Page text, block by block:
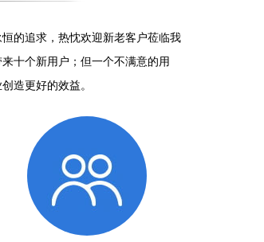
的追求，热忱欢迎新老客户莅临我
十个新用户；但一个不满意的用
造更好的效益。